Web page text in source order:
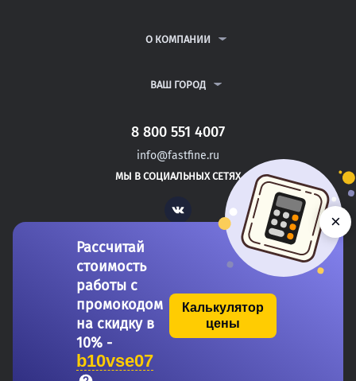
РЕФЕРАТЫ
ВОПРОСЫ И ОТВЕТЫ
ПОЛИТИКА КОНФИДЕНЦИАЛЬНОСТИ
О КОМПАНИИ
КОНТАКТЫ
ВАШ ГОРОД
САНКТ-ПЕТЕРБУРГ
ЧАЙКОВСКИЙ
ЧЕРЕПОВЕЦ
8 800 551 4007
info@fastfine.ru
МЫ В СОЦИАЛЬНЫХ СЕТЯХ
Vk
Copyright 2011-2026 FastFine.ru
Рассчитай
стоимость
работы с
промокодом
на скидку в
10% -
b10vse07
Калькулятор
цены
×